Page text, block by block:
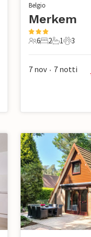
Belgio
Merkem
6 Ospiti
6
2 Camere da
2
1 Bagno
1
3
3
7 nov • 7 notti